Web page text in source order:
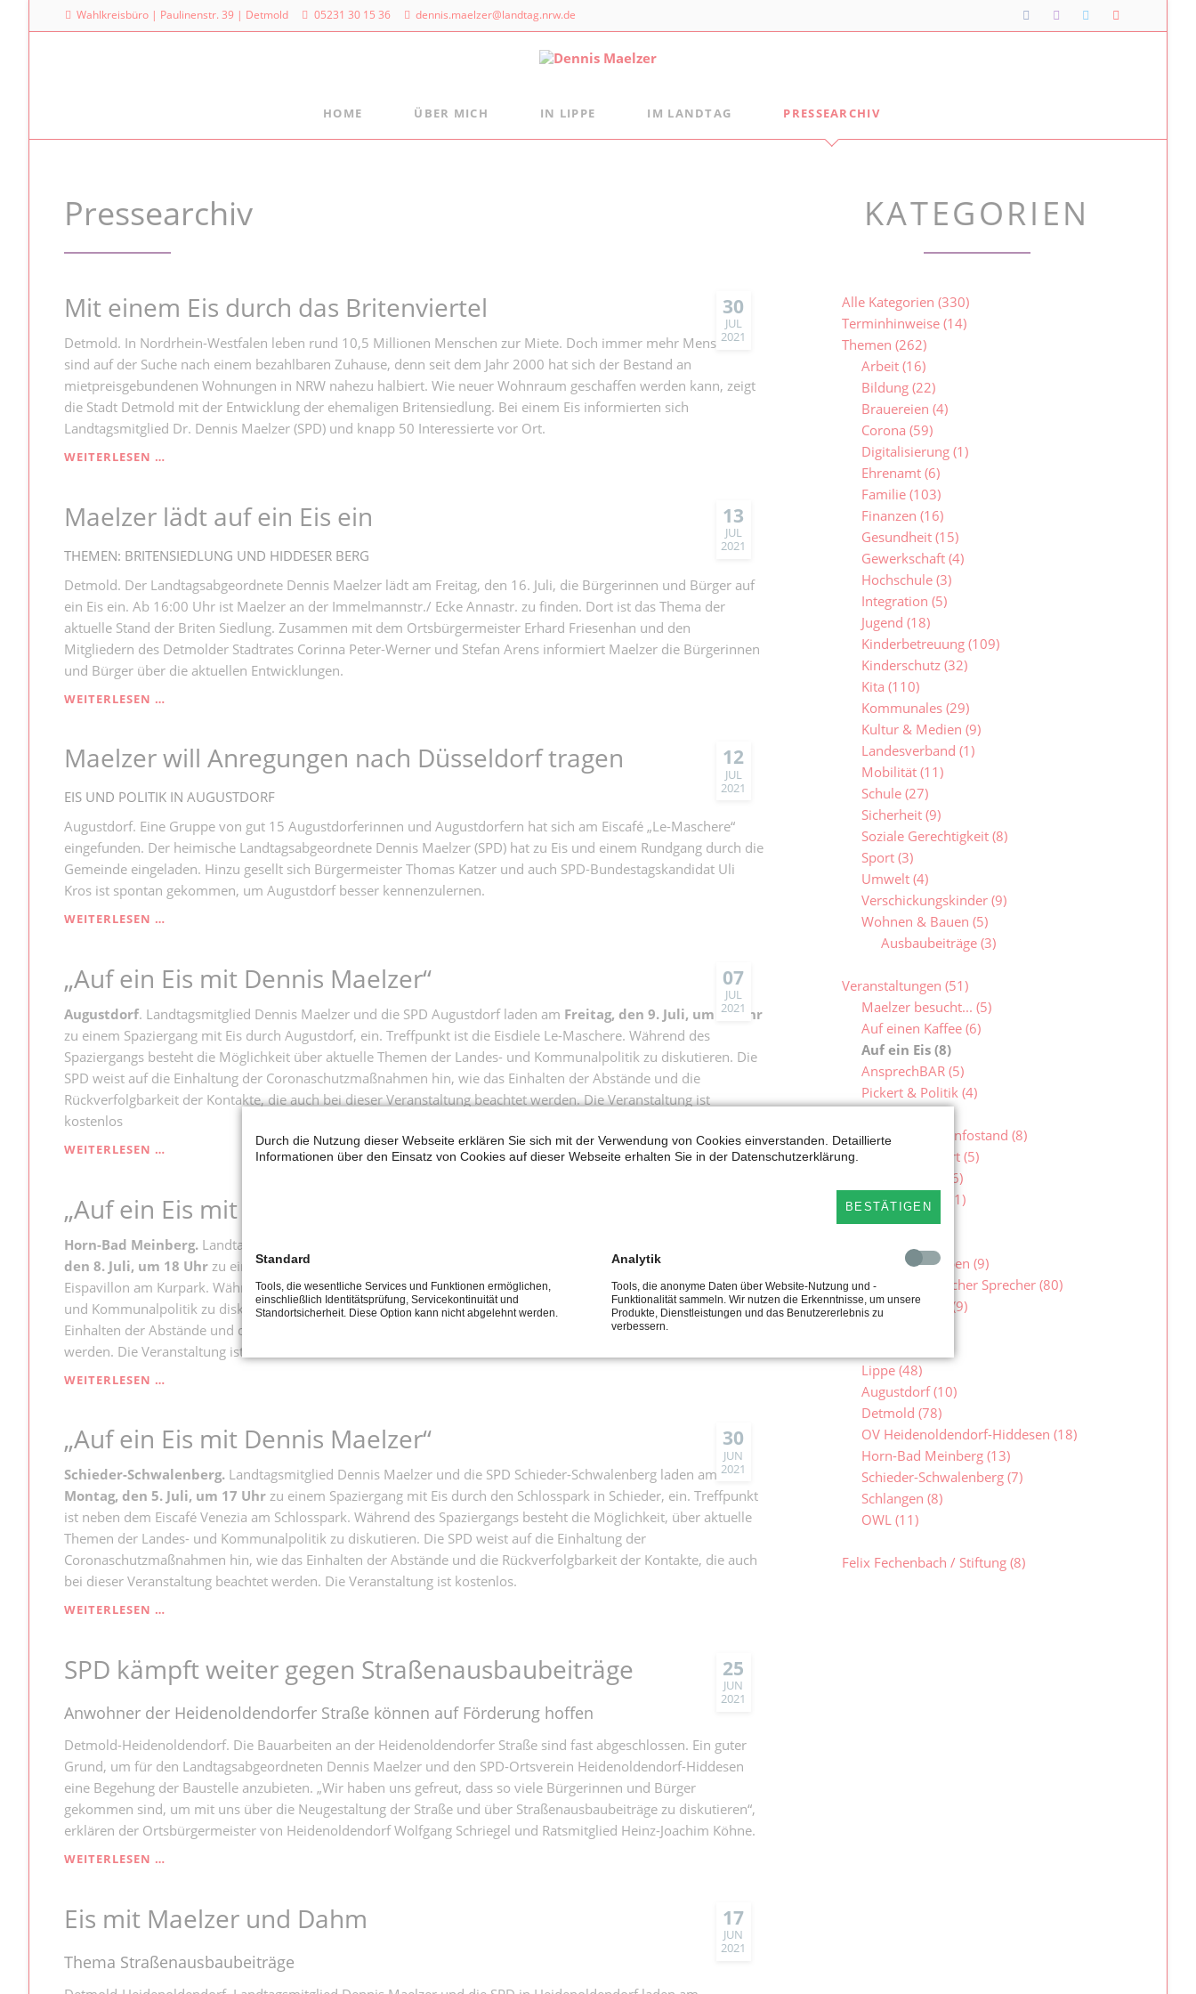
Wahlkreisbüro | Paulinenstr. 39 | Detmold 05231 30 15 36 dennis.maelzer@landtag.nrw.de
HOME ÜBER MICH IN LIPPE IM LANDTAG
Meine Anfragen
Ellen Stock
Alexander Baer
PRESSEARCHIV
Pressearchiv
30
JUL
2021
Mit einem Eis durch das Britenviertel
Detmold. In Nordrhein-Westfalen leben rund 10,5 Millionen Menschen zur Miete. Doch immer mehr Menschen
sind auf der Suche nach einem bezahlbaren Zuhause, denn seit dem Jahr 2000 hat sich der Bestand an
mietpreisgebundenen Wohnungen in NRW nahezu halbiert. Wie neuer Wohnraum geschaffen werden kann, zeigt
die Stadt Detmold mit der Entwicklung der ehemaligen Britensiedlung. Bei einem Eis informierten sich
Landtagsmitglied Dr. Dennis Maelzer (SPD) und knapp 50 Interessierte vor Ort.
WEITERLESEN …
DURCH
DAS
13
JUL
2021
Maelzer lädt auf ein Eis ein
THEMEN: BRITENSIEDLUNG UND HIDDESER BERG
Detmold. Der Landtagsabgeordnete Dennis Maelzer lädt am Freitag, den 16. Juli, die Bürgerinnen und Bürger auf
ein Eis ein. Ab 16:00 Uhr ist Maelzer an der Immelmannstr./ Ecke Annastr. zu finden. Dort ist das Thema der
aktuelle Stand der Briten Siedlung. Zusammen mit dem Ortsbürgermeister Erhard Friesenhan und den
Mitgliedern des Detmolder Stadtrates Corinna Peter-Werner und Stefan Arens informiert Maelzer die Bürgerinnen
und Bürger über die aktuellen Entwicklungen.
WEITERLESEN …
EIN
EIS
12
JUL
2021
Maelzer will Anregungen nach Düsseldorf tragen
EIS UND POLITIK IN AUGUSTDORF
Augustdorf. Eine Gruppe von gut 15 Augustdorferinnen und Augustdorfern hat sich am Eiscafé „Le-Maschere“
eingefunden. Der heimische Landtagsabgeordnete Dennis Maelzer (SPD) hat zu Eis und einem Rundgang durch die
Gemeinde eingeladen. Hinzu gesellt sich Bürgermeister Thomas Katzer und auch SPD-Bundestagskandidat Uli
Kros ist spontan gekommen, um Augustdorf besser kennenzulernen.
WEITERLESEN …
NACH
DÜSSELDORF
TRAGEN
07
JUL
2021
„Auf ein Eis mit Dennis Maelzer“
Augustdorf. Landtagsmitglied Dennis Maelzer und die SPD Augustdorf laden am Freitag, den 9. Juli, um 17 Uhr
zu einem Spaziergang mit Eis durch Augustdorf, ein. Treffpunkt ist die Eisdiele Le-Maschere. Während des
Spaziergangs besteht die Möglichkeit über aktuelle Themen der Landes- und Kommunalpolitik zu diskutieren. Die
SPD weist auf die Einhaltung der Coronaschutzmaßnahmen hin, wie das Einhalten der Abstände und die
Rückverfolgbarkeit der Kontakte, die auch bei dieser Veranstaltung beachtet werden. Die Veranstaltung ist
kostenlos
WEITERLESEN …
MIT
DENNIS
MAELZER“
„Auf ein Eis mit Dennis Maelzer“
Horn-Bad Meinberg. Landtagsmitglied Dennis Maelzer und die SPD Horn-Bad Meinberg laden am
den 8. Juli, um 18 Uhr zu einem Spaziergang mit Eis durch den Kurpark in Bad Meinberg, ein. Treffpunkt ist der
Eispavillon am Kurpark. Während des Spaziergangs besteht die Möglichkeit, über aktuelle Themen der Landes-
und Kommunalpolitik zu diskutieren. Die SPD weist auf die Einhaltung der Coronaschutzmaßnahmen hin, wie das
Einhalten der Abstände und die Rückverfolgbarkeit der Kontakte, die auch bei dieser Veranstaltung beachtet
werden. Die Veranstaltung ist kostenlos.
WEITERLESEN …
MIT
DENNIS
MAELZER“
30
JUN
2021
„Auf ein Eis mit Dennis Maelzer“
Schieder-Schwalenberg. Landtagsmitglied Dennis Maelzer und die SPD Schieder-Schwalenberg laden am
Montag, den 5. Juli, um 17 Uhr zu einem Spaziergang mit Eis durch den Schlosspark in Schieder, ein. Treffpunkt
ist neben dem Eiscafé Venezia am Schlosspark. Während des Spaziergangs besteht die Möglichkeit, über aktuelle
Themen der Landes- und Kommunalpolitik zu diskutieren. Die SPD weist auf die Einhaltung der
Coronaschutzmaßnahmen hin, wie das Einhalten der Abstände und die Rückverfolgbarkeit der Kontakte, die auch
bei dieser Veranstaltung beachtet werden. Die Veranstaltung ist kostenlos.
WEITERLESEN …
MIT
DENNIS
25
JUN
2021
SPD kämpft weiter gegen Straßenausbaubeiträge
Anwohner der Heidenoldendorfer Straße können auf Förderung hoffen
Detmold-Heidenoldendorf. Die Bauarbeiten an der Heidenoldendorfer Straße sind fast abgeschlossen. Ein guter
Grund, um für den Landtagsabgeordneten Dennis Maelzer und den SPD-Ortsverein Heidenoldendorf-Hiddesen
eine Begehung der Baustelle anzubieten. „Wir haben uns gefreut, dass so viele Bürgerinnen und Bürger
gekommen sind, um mit uns über die Neugestaltung der Straße und über Straßenausbaubeiträge zu diskutieren“,
erklären der Ortsbürgermeister von Heidenoldendorf Wolfgang Schriegel und Ratsmitglied Heinz-Joachim Köhne.
WEITERLESEN …
GEGEN
STRASSENAUSBAUBEITRÄGE
17
JUN
2021
Eis mit Maelzer und Dahm
Thema Straßenausbaubeiträge
KATEGORIEN
Alle Kategorien (330)
Terminhinweise (14)
Themen (262)
Arbeit (16)
Bildung (22)
Brauereien (4)
Corona (59)
Digitalisierung (1)
Ehrenamt (6)
Familie (103)
Finanzen (16)
Gesundheit (15)
Gewerkschaft (4)
Hochschule (3)
Integration (5)
Jugend (18)
Kinderbetreuung (109)
Kinderschutz (32)
Kita (110)
Kommunales (29)
Kultur & Medien (9)
Landesverband (1)
Mobilität (11)
Schule (27)
Sicherheit (9)
Soziale Gerechtigkeit (8)
Sport (3)
Umwelt (4)
Verschickungskinder (9)
Wohnen & Bauen (5)
Ausbaubeiträge (3)
Veranstaltungen (51)
Maelzer besucht... (5)
Auf einen Kaffee (6)
Auf ein Eis (8)
AnsprechBAR (5)
Pickert & Politik (4)
Sprechstunde/Infostand (8)
Fraktion vor Ort (5)
(6)
Bund in Lippe
(1)
Besuchergruppen (9)
Familienpolitischer Sprecher (80)
Jugendlandtag
(9)
Lippe (48)
Augustdorf (10)
Detmold (78)
OV Heidenoldendorf-Hiddesen (18)
Horn-Bad Meinberg (13)
Schieder-Schwalenberg (7)
Schlangen (8)
OWL (11)
Felix Fechenbach / Stiftung (8)
Durch die Nutzung dieser Webseite erklären Sie sich mit der Verwendung von Cookies einverstanden. Detaillierte
Informationen über den Einsatz von Cookies auf dieser Webseite erhalten Sie in der Datenschutzerklärung.
BESTÄTIGEN
Standard
Tools, die wesentliche Services und Funktionen ermöglichen,
einschließlich Identitätsprüfung, Servicekontinuität und
Standortsicherheit. Diese Option kann nicht abgelehnt werden.
Analytik
Tools, die anonyme Daten über Website-Nutzung und -
Funktionalität sammeln. Wir nutzen die Erkenntnisse, um unsere
Produkte, Dienstleistungen und das Benutzererlebnis zu
verbessern.